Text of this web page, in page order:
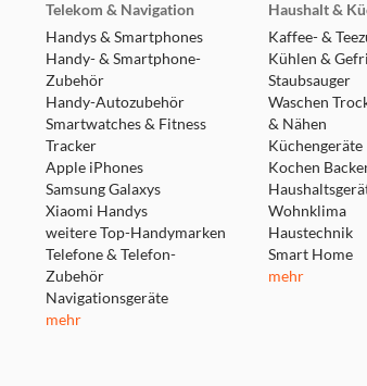
Telekom & Navigation
Handys & Smartphones
Handy- & Smartphone-
Zubehör
Handy-Autozubehör
Smartwatches & Fitness
Tracker
Apple iPhones
Samsung Galaxys
Xiaomi Handys
weitere Top-Handymarken
Telefone & Telefon-
Zubehör
Navigationsgeräte
mehr
Haushalt &
Kaffee- &
Kühlen &
Staubsauger
Waschen
& Nähen
Küchengeräte
Kochen
Wohnklima
Haustechnik
Smart Home
mehr